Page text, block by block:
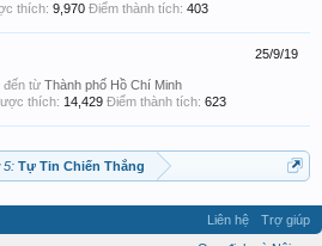
thích: 9,970 Điểm thành tích: 403
25/9/19
đến từ Thành phố Hồ Chí Minh
thích: 14,429 Điểm thành tích: 623
5: Tự Tin Chiến Thắng
Liên hệ
Trợ giúp